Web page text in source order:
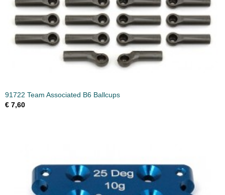
91722 Team Associated B6 Ballcups
€ 7,60